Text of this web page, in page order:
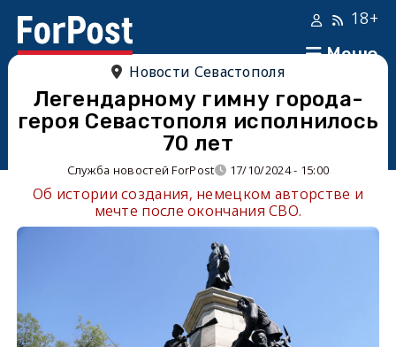
Меню
18+
Новости Севастополя
Легендарному гимну города-
героя Севастополя исполнилось
70 лет
Служба новостей ForPost 17/10/2024 - 15:00
Об истории создания, немецком авторстве и
мечте после окончания СВО.